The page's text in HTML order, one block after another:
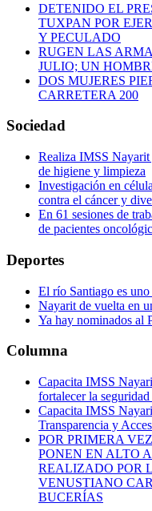
DETENIDO EL
TUXPAN POR
Y PECULADO
RUGEN LAS
JULIO; UN
DOS MUJERES
CARRETERA 200
Sociedad
Realiza IMSS Nayarit
de higiene y limpieza
Investigación en
contra el cáncer y
En 61 sesiones de
de pacientes
Deportes
El río Santiago es
Nayarit de vuelta en
Ya hay nominados al
Columna
Capacita IMSS
fortalecer la
Capacita IMSS
Transparencia y
POR PRIMERA
PONEN EN ALTO
REALIZADO POR
VENUSTIANO
BUCERÍAS